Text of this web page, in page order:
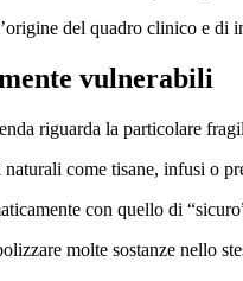
del quadro clinico e di
vulnerabili
riguarda la particolare
come tisane, infusi o
con quello di
molte sostanze nello